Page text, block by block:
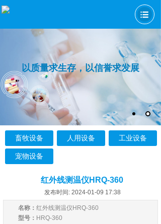
以质量求生存，以信誉求发展
畜牧设备 人用设备 工业设备
宠物设备
红外线测温仪HRQ-360
发布时间: 2024-01-09 17:38
名称： 红外线测温仪HRQ-360
型号： HRQ-360